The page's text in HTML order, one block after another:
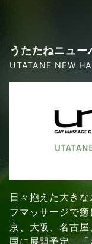
うたたねニュ
UTATANE NEW
日々抱えた大き
フマッサージで
京、大阪、名古